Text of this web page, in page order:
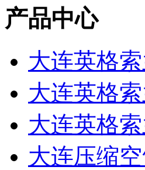
产品中心
大连英格
大连英格
大连英格
大连压缩